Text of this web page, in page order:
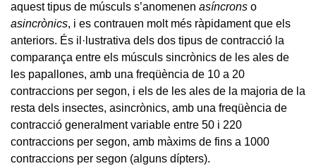
aquest tipus de músculs s’anomenen asíncrons o
asincrònics, i es contrauen molt més ràpidament que els
anteriors. És il·lustrativa dels dos tipus de contracció la
comparança entre els músculs sincrònics de les ales de
les papallones, amb una freqüència de 10 a 20
contraccions per segon, i els de les ales de la majoria de la
resta dels insectes, asincrònics, amb una freqüència de
contracció generalment variable entre 50 i 220
contraccions per segon, amb màxims de fins a 1000
contraccions per segon (alguns dípters).